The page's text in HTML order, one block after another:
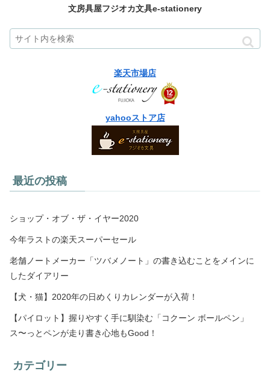
文房具屋フジオカ文具e-stationery
楽天市場店
yahooストア店
最近の投稿
ショップ・オブ・ザ・イヤー2020
今年ラストの楽天スーパーセール
老舗ノートメーカー「ツバメノート」の書き込むことをメインに
したダイアリー
【犬・猫】2020年の日めくりカレンダーが入荷！
【パイロット】握りやすく手に馴染む「コクーン ボールペン」
ス〜っとペンが走り書き心地もGood！
カテゴリー